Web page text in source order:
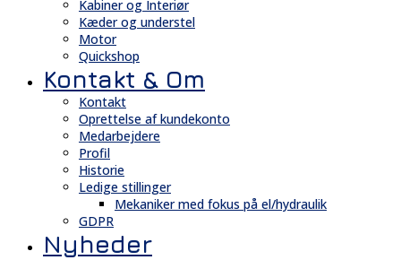
Kabiner og Interiør
Kæder og understel
Motor
Quickshop
Kontakt & Om
Kontakt
Oprettelse af kundekonto
Medarbejdere
Profil
Historie
Ledige stillinger
Mekaniker med fokus på el/hydraulik
GDPR
Nyheder